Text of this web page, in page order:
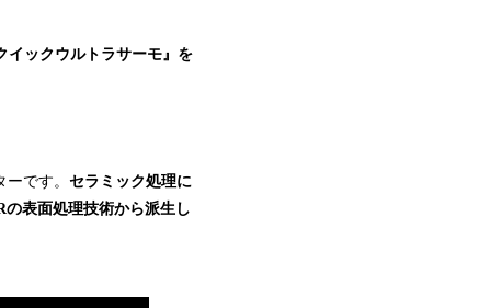
イックウルトラサーモ』を
です。 セラミック処理に
表面処理技術から派生し